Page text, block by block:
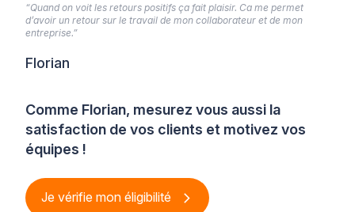
Comme Florian, mesurez vous aussi la
satisfaction de vos clients et motivez vos
équipes !
Je vérifie mon éligibilité
“Quand on voit les retours positifs ça fait plaisir. Ca me permet
d’avoir un retour sur le travail de mon collaborateur et de mon
entreprise.”
Florian